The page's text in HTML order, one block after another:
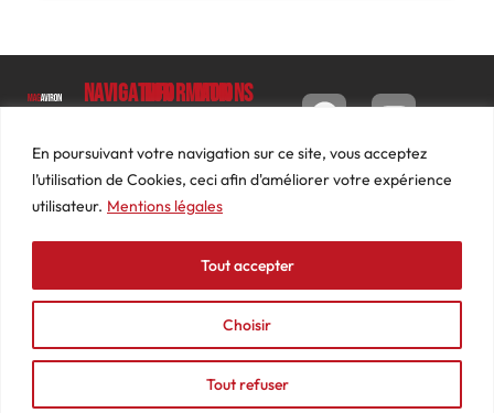
En poursuivant votre navigation sur ce site, vous acceptez
l’utilisation de Cookies, ceci afin d'améliorer votre expérience
utilisateur. Mentions légales
Choisir
Tout refuser
Tout accepter
Luc
Barbier
69640
74
87
contact@mediasaviron.fr
Navigation
Le
Magazine
Photos
Actualités
Podcasts
Informations
Conditions
générales
de ventes
Mentions
légales
Mon
Tableau
de bord
Commandes
Adresses
Détails
du
compte